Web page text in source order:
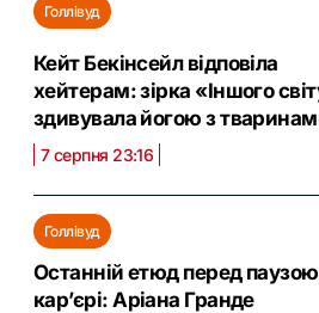
Голлівуд
Кейт Бекінсейл відповіла
хейтерам: зірка «Іншого
здивувала йогою з
7 серпня 23:16
Голлівуд
Останній етюд перед
кар’єрі: Аріана Гранде